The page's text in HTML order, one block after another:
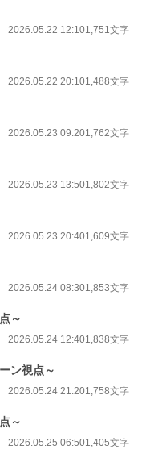
2026.05.22 12:101,751文字
2026.05.22 20:101,488文字
2026.05.23 09:201,762文字
2026.05.23 13:501,802文字
2026.05.23 20:401,609文字
2026.05.24 08:301,853文字
～
2026.05.24 12:401,838文字
ン視点～
2026.05.24 21:201,758文字
～
2026.05.25 06:501,405文字